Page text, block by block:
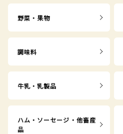
野菜・果物
調味料
牛乳・乳製品
ハム・ソーセージ・他畜産
品